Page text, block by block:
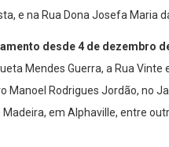
e na Rua Dona Josefa Maria
desde 4 de dezembro
Mendes Guerra, a Rua Vinte
Manoel Rodrigues Jordão, no
em Alphaville, entre